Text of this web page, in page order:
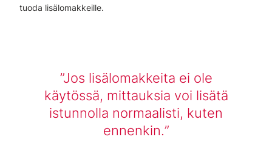
tuoda lisälomakkeille.
Jos lisälomakkeita ei ole
käytössä, mittauksia voi lisätä
istunnolla normaalisti, kuten
ennenkin.